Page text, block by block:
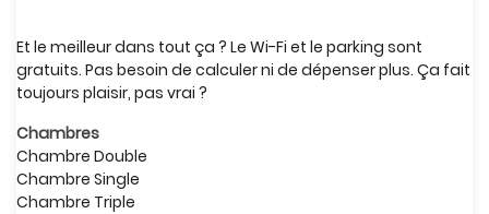
Et le meilleur dans tout ça ? Le Wi-Fi et le parking sont
gratuits. Pas besoin de calculer ni de dépenser plus. Ça fait
toujours plaisir, pas vrai ?
Chambres
Chambre Double
Chambre Single
Chambre Triple